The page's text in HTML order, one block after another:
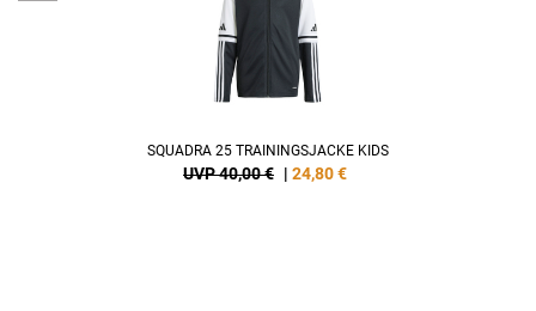
SQUADRA 25 TRAININGSJACKE KIDS
UVP 40,00 € | 24,80€